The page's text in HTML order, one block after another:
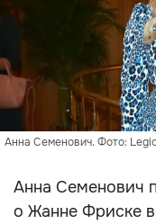
Анна Семенович. Фото:
Анна Семенович
о Жанне Фриске